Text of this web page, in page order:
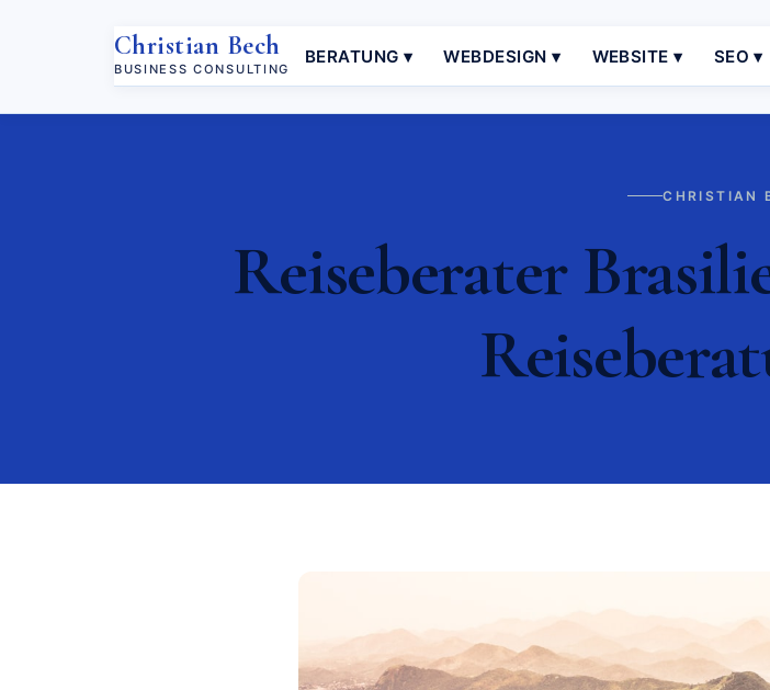
Christian Bech
BUSINESS CONSULTING
BERATUNG ▾ WEBDESIGN ▾ WEBSITE ▾ SEO ▾
CHRISTIAN
Reiseberater